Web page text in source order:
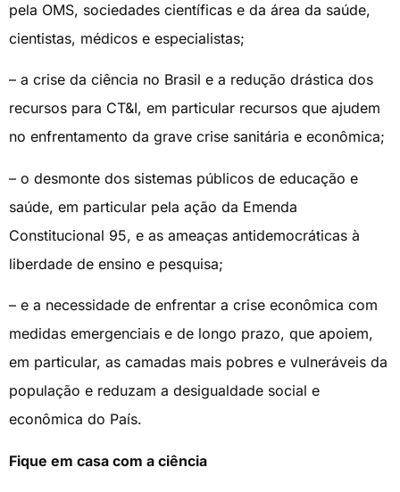
pela OMS, sociedades científicas e da área da saúde,
cientistas, médicos e especialistas;
– a crise da ciência no Brasil e a redução drástica dos
recursos para CT&I, em particular recursos que ajudem
no enfrentamento da grave crise sanitária e econômica;
– o desmonte dos sistemas públicos de educação e
saúde, em particular pela ação da Emenda
Constitucional 95, e as ameaças antidemocráticas à
liberdade de ensino e pesquisa;
– e a necessidade de enfrentar a crise econômica com
medidas emergenciais e de longo prazo, que apoiem,
em particular, as camadas mais pobres e vulneráveis da
população e reduzam a desigualdade social e
econômica do País.
Fique em casa com a ciência